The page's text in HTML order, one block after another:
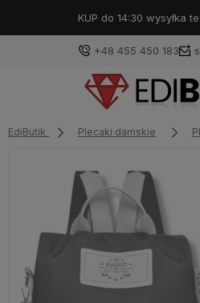
KUP do 14:30 wysyłka
+48 455 450 183
EdiButik Plecaki damskie